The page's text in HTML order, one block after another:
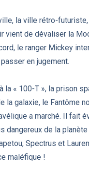
la ville rétro-futuriste,
vient de dévaliser la
le ranger Mickey
en jugement.
la « 100-T », la prison
la galaxie, le Fantôme
a marché. Il fait
dangereux de la
Spectrus et
maléfique !